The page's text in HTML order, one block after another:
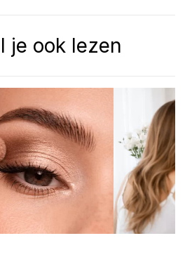
je ook lezen